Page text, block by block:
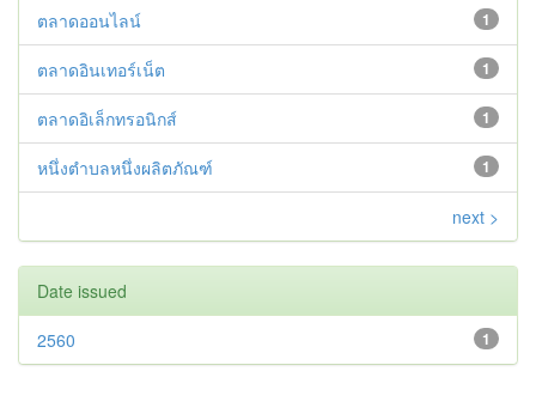
1
ตลาดออนไลน์
1
ตลาดอินเทอร์เน็ต
1
ตลาดอิเล็กทรอนิกส์
1
หนึ่งตำบลหนึ่งผลิตภัณฑ์
next >
Date issued
1
2560